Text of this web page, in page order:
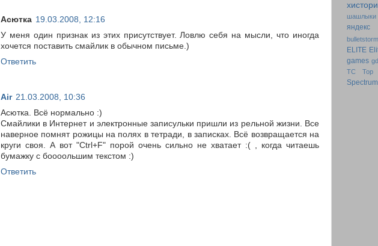
Асютка 19.03.2008, 12:16
У меня один признак из этих присутствует. Ловлю себя на мысли, что иногда
хочется поставить смайлик в обычном письме.)
Ответить
Air 21.03.2008, 10:36
Асютка. Всё нормально :)
Смайлики в Интернет и электронные записульки пришли из рельной жизни. Все
наверное помнят рожицы на полях в тетради, в записках. Всё возвращается на
круги своя. А вот "Ctrl+F" порой очень сильно не хватает :( , когда читаешь
бумажку с боооольшим текстом :)
Ответить
хистори
шашлыки
яндекс
bulletstorm
ELITE
games
TC
Top
Spectrum